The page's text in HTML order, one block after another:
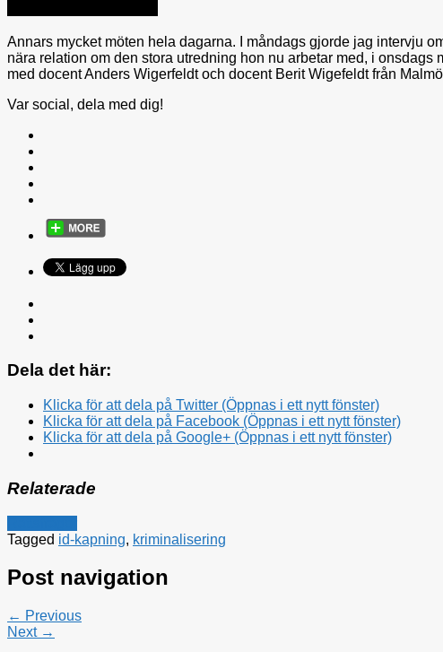
Annars mycket möten hela dagarna. I måndags gjorde jag intervju
nära relation om den stora utredning hon nu arbetar med, i
med docent Anders Wigerfeldt och docent Berit Wigefeldt från
Var social, dela med dig!
Dela det här:
Klicka för att dela på Twitter (Öppnas i ett nytt fönster)
Klicka för att dela på Facebook (Öppnas i ett nytt fönster)
Klicka för att dela på Google+ (Öppnas i ett nytt fönster)
Relaterade
Tagged id-kapning, kriminalisering
Post navigation
← Previous
Next →